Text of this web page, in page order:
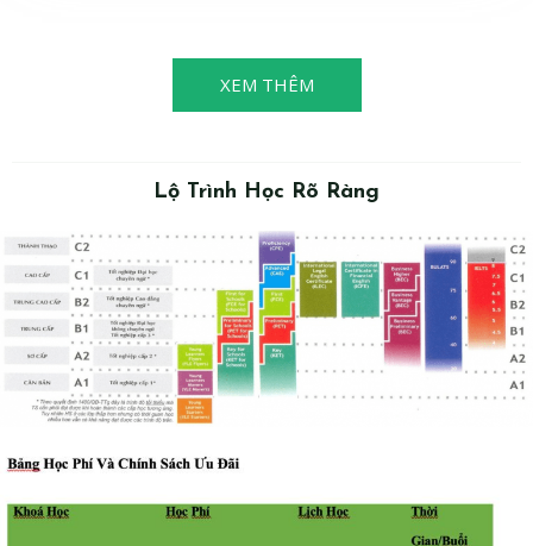
XEM THÊM
Lộ Trình Học Rõ Ràng